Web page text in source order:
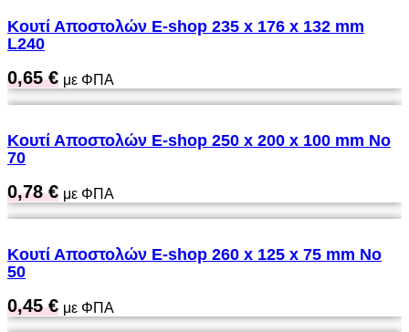
Κουτί Αποστολών Ε-shop 235 x 176 x 132 mm
L240
0,65€ με ΦΠΑ
Κουτί Αποστολών Ε-shop 250 x 200 x 100 mm No
70
0,78€ με ΦΠΑ
Κουτί Αποστολών Ε-shop 260 x 125 x 75 mm No
50
0,45€ με ΦΠΑ